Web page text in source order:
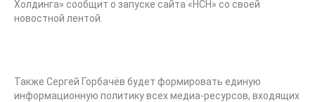
Холдинга» сообщит о запуске сайта «НСН» со своей
новостной лентой.
Также Сергей Горбачёв будет формировать единую
информационную политику всех медиа-ресурсов, входящих